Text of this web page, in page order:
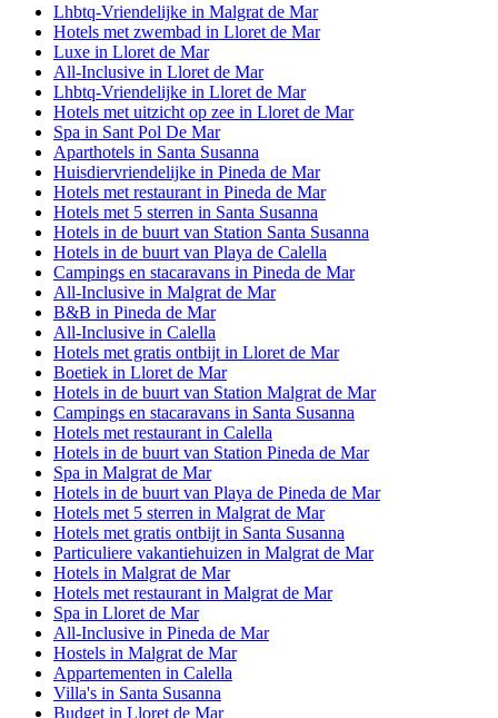
Lhbtq-Vriendelijke in Malgrat de Mar
Hotels met zwembad in Lloret de Mar
Luxe in Lloret de Mar
All-Inclusive in Lloret de Mar
Lhbtq-Vriendelijke in Lloret de Mar
Hotels met uitzicht op zee in Lloret de Mar
Spa in Sant Pol De Mar
Aparthotels in Santa Susanna
Huisdiervriendelijke in Pineda de Mar
Hotels met restaurant in Pineda de Mar
Hotels met 5 sterren in Santa Susanna
Hotels in de buurt van Station Santa Susanna
Hotels in de buurt van Playa de Calella
Campings en stacaravans in Pineda de Mar
All-Inclusive in Malgrat de Mar
B&B in Pineda de Mar
All-Inclusive in Calella
Hotels met gratis ontbijt in Lloret de Mar
Boetiek in Lloret de Mar
Hotels in de buurt van Station Malgrat de Mar
Campings en stacaravans in Santa Susanna
Hotels met restaurant in Calella
Hotels in de buurt van Station Pineda de Mar
Spa in Malgrat de Mar
Hotels in de buurt van Playa de Pineda de Mar
Hotels met 5 sterren in Malgrat de Mar
Hotels met gratis ontbijt in Santa Susanna
Particuliere vakantiehuizen in Malgrat de Mar
Hotels in Malgrat de Mar
Hotels met restaurant in Malgrat de Mar
Spa in Lloret de Mar
All-Inclusive in Pineda de Mar
Hostels in Malgrat de Mar
Appartementen in Calella
Villa's in Santa Susanna
Budget in Lloret de Mar